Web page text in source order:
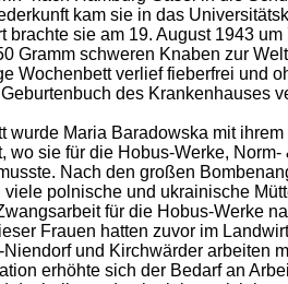
kam sie in das
brachte sie am 19. August 1943
Gramm schweren Knaben zur
Wochenbett verlief fieberfrei und
des Krankenhauses
wurde Maria Baradowska mit
wo sie für die Hobus-Werke,
Nach den großen
viele polnische und ukrainische
für die Hobus-Werke
Frauen hatten zuvor im
und Kirchwärder arbeiten
erhöhte sich der Bedarf an